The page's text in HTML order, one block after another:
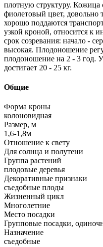
плотную структуру. Кожица
фиолетовый цвет,
хорошо поддаются
узкой кроной, относится к
срок созревания: начало -
высокая. Плодоношение
плодоношение на 2 - 3 год.
достигает 20 - 25 кг.
Общие
Форма кроны
колоновидная
Размер, м
1,6-1,8м
Отношение к свету
Для солнца и полутени
Группа растений
плодовые деревья
Декоративные признаки
съедобные плоды
Жизненный цикл
Многолетние
Место посадки
Групповые посадки,
Назначение
съедобные